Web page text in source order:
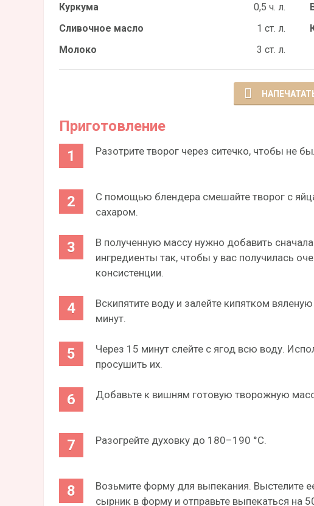
Куркума
0,5 ч. л.
Сливочное масло
1 ст. л.
Молоко
3 ст. л.
Приготовление
Разотрите творог через ситечко, чтобы не
С помощью блендера смешайте творог с
сахаром.
В полученную массу нужно добавить
ингредиенты так, чтобы у вас получилась
консистенции.
Вскипятите воду и залейте кипятком
минут.
Через 15 минут слейте с ягод всю воду.
просушить их.
Добавьте к вишням готовую творожную
Разогрейте духовку до 180–190 °С.
Возьмите форму для выпекания. Выстелите
сырник в форму и отправьте выпекаться на